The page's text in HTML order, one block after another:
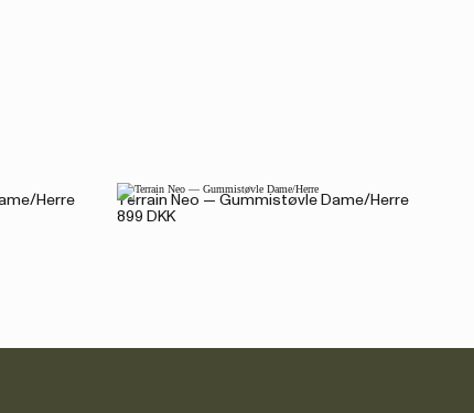
Herre
Terrain Neo — Gummistøvle Dame/Herre
899 DKK